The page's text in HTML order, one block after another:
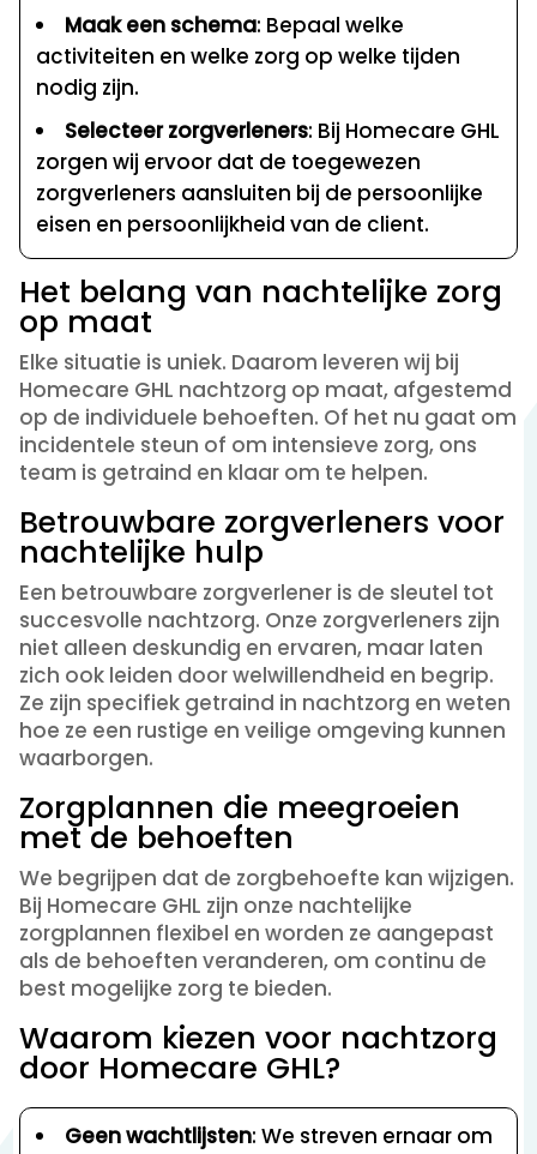
Maak een schema: Bepaal welke
activiteiten en welke zorg op welke tijden
nodig zijn.
Selecteer zorgverleners: Bij Homecare GHL
zorgen wij ervoor dat de toegewezen
zorgverleners aansluiten bij de persoonlijke
eisen en persoonlijkheid van de client.
Het belang van nachtelijke zorg
op maat
Elke situatie is uniek. Daarom leveren wij bij
Homecare GHL nachtzorg op maat, afgestemd
op de individuele behoeften. Of het nu gaat om
incidentele steun of om intensieve zorg, ons
team is getraind en klaar om te helpen.
Betrouwbare zorgverleners voor
nachtelijke hulp
Een betrouwbare zorgverlener is de sleutel tot
succesvolle nachtzorg. Onze zorgverleners zijn
niet alleen deskundig en ervaren, maar laten
zich ook leiden door welwillendheid en begrip.
Ze zijn specifiek getraind in nachtzorg en weten
hoe ze een rustige en veilige omgeving kunnen
waarborgen.
Zorgplannen die meegroeien
met de behoeften
We begrijpen dat de zorgbehoefte kan wijzigen.
Bij Homecare GHL zijn onze nachtelijke
zorgplannen flexibel en worden ze aangepast
als de behoeften veranderen, om continu de
best mogelijke zorg te bieden.
Waarom kiezen voor nachtzorg
door Homecare GHL?
Geen wachtlijsten: We streven ernaar om